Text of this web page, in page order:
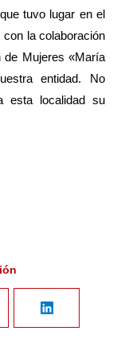
tuvo lugar en el
la colaboración
Mujeres «María
entidad. No
esta localidad su